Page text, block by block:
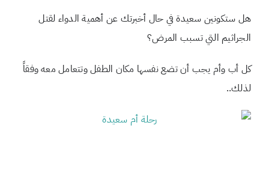
هل ستكونين سعيدة في حال أخبرتك عن أهمية الدواء لقتل
الجراثيم التي تسبب المرض؟
كل أب وأم يجب أن تضع نفسها مكان الطفل وتتعامل معه وفقاً
لذلك..